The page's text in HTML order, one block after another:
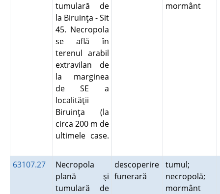
tumulară de
la Biruinţa - Sit
45. Necropola
se află în
terenul arabil
extravilan de
la marginea
de SE a
localităţii
Biruinţa (la
circa 200 m de
ultimele case.
mormânt
63107.27
Necropola
plană şi
tumulară de
descoperire
funerară
tumul;
necropolă;
mormânt